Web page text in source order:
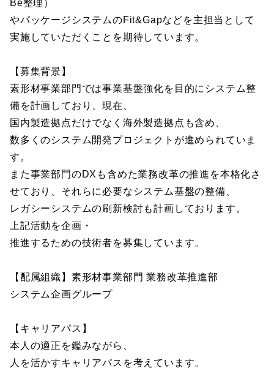
Be整理）
やパッケージシステムのFit&Gapなどを主担当として
実施していただくことを期待しています。
【募集背景】
素形材事業部門では事業基盤強化を目的にシステム整
備を計画しており、現在、
国内製造拠点だけでなく海外製造拠点も含め、
数多くのシステム開発プロジェクトが進められていま
す。
また事業部門のDXも含めた業務改革の推進を本格化さ
せており、それらに必要なシステム基盤の整備、
レガシーシステムの刷新検討も計画しております。
上記活動を企画・
推進するための技術者を募集しています。
【配属組織】素形材事業部門 業務改革推進部
システム企画グループ
【キャリアパス】
本人の適正を鑑みながら、
人を活かすキャリアパスを考えています。